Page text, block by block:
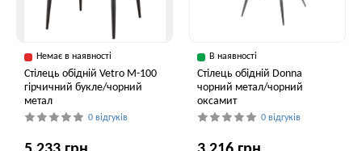
Немає в наявності
Стілець обідній Vetro M-100
гірчичний букле/чорний
метал
0 відгуків
В наявності
Стілець обідній Donna
чорний метал/чорний
оксамит
0 відгуків